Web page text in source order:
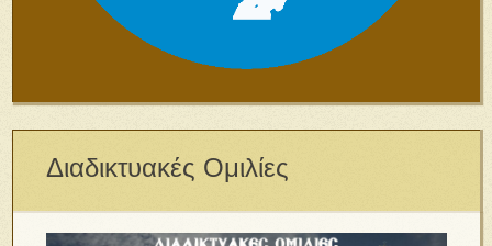
Διαδικτυακές Ομιλίες